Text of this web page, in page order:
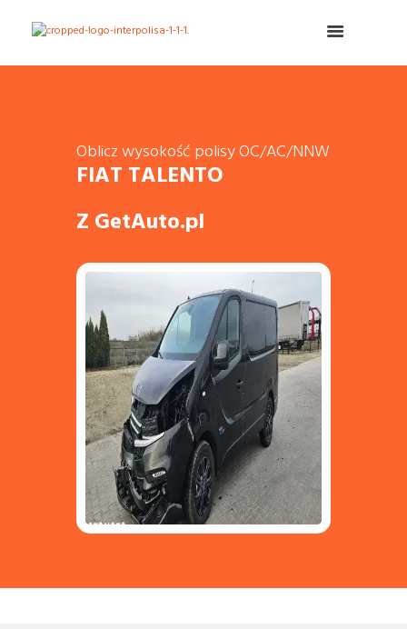
Oblicz wysokość polisy OC/AC/NNW
FIAT TALENTO
Z GetAuto.pl